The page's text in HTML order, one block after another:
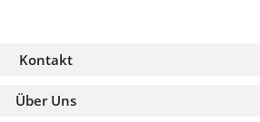
Kontakt
Über Uns